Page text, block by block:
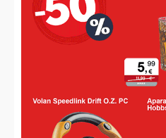
U LITVI OSVOJIO ZLATO
Koprivničanac novi europski
skinuo hrvatski rekord